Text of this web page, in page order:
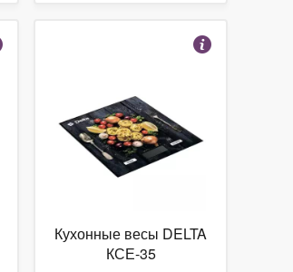
Кухонные весы DELTA
КСЕ-35